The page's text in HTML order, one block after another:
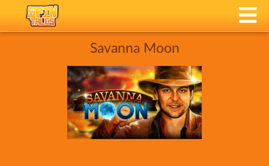
Savanna Moon